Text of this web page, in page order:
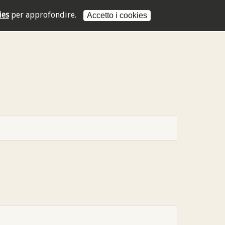
per approfondire. Accetto i cookies